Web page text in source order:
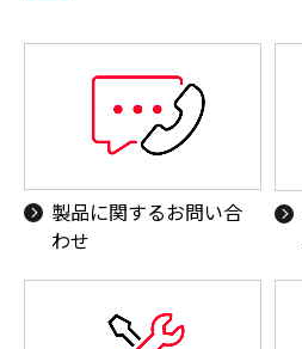
製品に関するお問い合
わせ